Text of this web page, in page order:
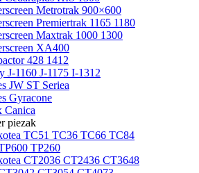
Metrotrak 900×600
Premiertrak 1165 1180
Maxtrak 1000 1300
XA400
428 1412
J-1160 J-1175 I-1312
JW ST Seriea
Gyracone
Canica
piezak
TC51 TC36 TC66 TC84
TP260
CT2036 CT2436 CT3648